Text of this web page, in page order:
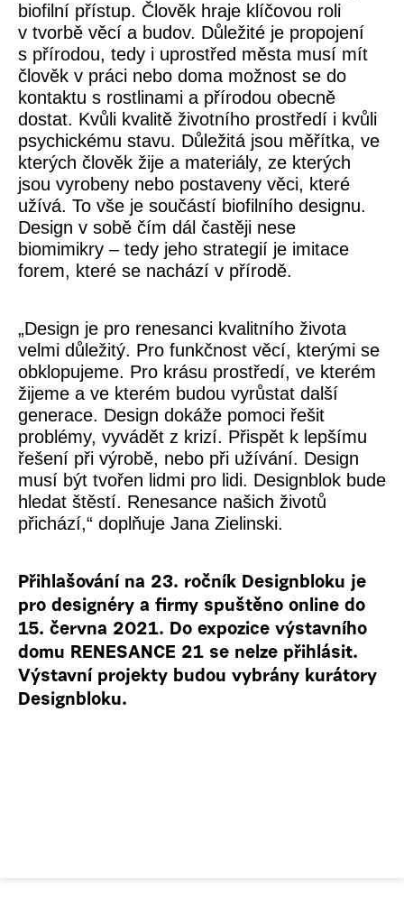
biofilní přístup. Člověk hraje klíčovou roli
v tvorbě věcí a budov. Důležité je propojení
s přírodou, tedy i uprostřed města musí mít
člověk v práci nebo doma možnost se do
kontaktu s rostlinami a přírodou obecně
dostat. Kvůli kvalitě životního prostředí i kvůli
psychickému stavu. Důležitá jsou měřítka, ve
kterých člověk žije a materiály, ze kterých
jsou vyrobeny nebo postaveny věci, které
užívá. To vše je součástí biofilního designu.
Design v sobě čím dál častěji nese
biomimikry – tedy jeho strategií je imitace
forem, které se nachází v přírodě.
„Design je pro renesanci kvalitního života
velmi důležitý. Pro funkčnost věcí, kterými se
obklopujeme. Pro krásu prostředí, ve kterém
žijeme a ve kterém budou vyrůstat další
generace. Design dokáže pomoci řešit
problémy, vyvádět z krizí. Přispět k lepšímu
řešení při výrobě, nebo při užívání. Design
musí být tvořen lidmi pro lidi. Designblok bude
hledat štěstí. Renesance našich životů
přichází,“ doplňuje Jana Zielinski.
Přihlašování na 23. ročník Designbloku je
pro designéry a firmy spuštěno online do
15. června 2021. Do expozice výstavního
domu RENESANCE 21 se nelze přihlásit.
Výstavní projekty budou vybrány kurátory
Designbloku.